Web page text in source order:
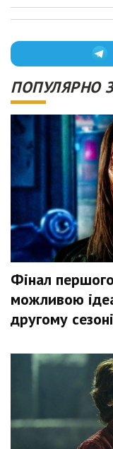
ПОПУЛЯРНО
Фінал
можливою
другому сезоні